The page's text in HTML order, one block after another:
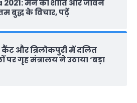
मन को शांति और जीवन
बुद्ध के विचार, पढ़ें
कैंट और त्रिलोकपुरी में दलित
पर गृह मंत्रालय ने उठाया ‘बड़ा